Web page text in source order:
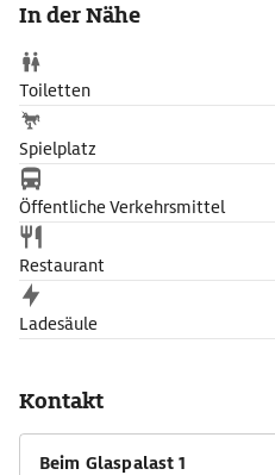
In der Nähe
Toiletten
Spielplatz
Öffentliche Verkehrsmittel
Restaurant
Ladesäule
Kontakt
Beim Glaspalast 1